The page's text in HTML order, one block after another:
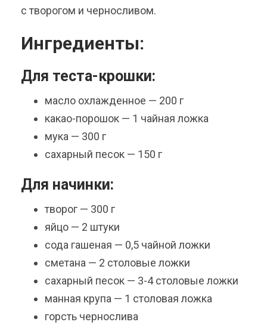
с творогом и черносливом.
Ингредиенты:
Для теста-крошки:
масло охлажденное — 200 г
какао-порошок — 1 чайная ложка
мука — 300 г
сахарный песок — 150 г
Для начинки:
творог — 300 г
яйцо — 2 штуки
сода гашеная — 0,5 чайной ложки
сметана — 2 столовые ложки
сахарный песок — 3-4 столовые ложки
манная крупа — 1 столовая ложка
горсть чернослива